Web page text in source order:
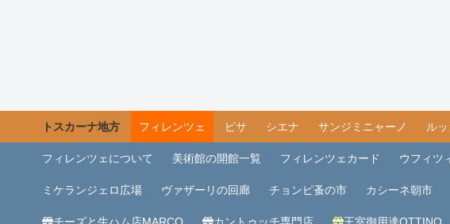
トスカーナ地方 フィレンツェ ピサ シエナ サンジミニャーノ ルッ
フィレンツェについて 美術館の開館一覧 フィレンツェカード ウフィツ
ミケランジェロ広場 ヴァザーリの回廊 チョンピ蚤の市 カシーネ朝市